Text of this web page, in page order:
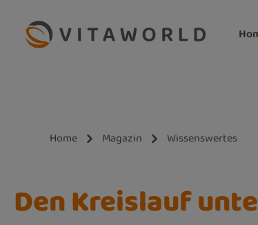
Hauptinhalt springen
Zur Suche springen
Zur Hauptnavigation springen
Home Magazin Wissenswertes
Den Kreislauf